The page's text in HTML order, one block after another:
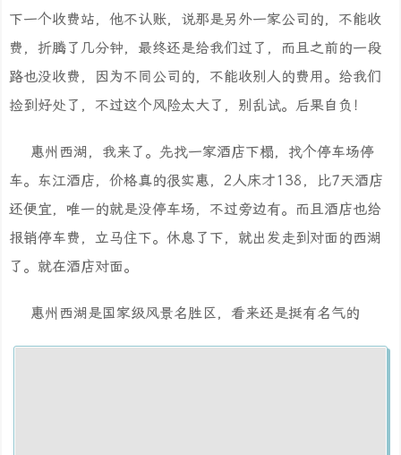
下一个收费站，他不认账，说那是另外一家公司的，不能收
费，折腾了几分钟，最终还是给我们过了，而且之前的一段
路也没收费，因为不同公司的，不能收别人的费用。给我们
捡到好处了，不过这个风险太大了，别乱试。后果自负！
惠州西湖，我来了。先找一家酒店下榻，找个停车场停
车。东江酒店，价格真的很实惠，2人床才138，比7天酒店
还便宜，唯一的就是没停车场，不过旁边有。而且酒店也给
报销停车费，立马住下。休息了下，就出发走到对面的西湖
了。就在酒店对面。
惠州西湖是国家级风景名胜区，看来还是挺有名气的